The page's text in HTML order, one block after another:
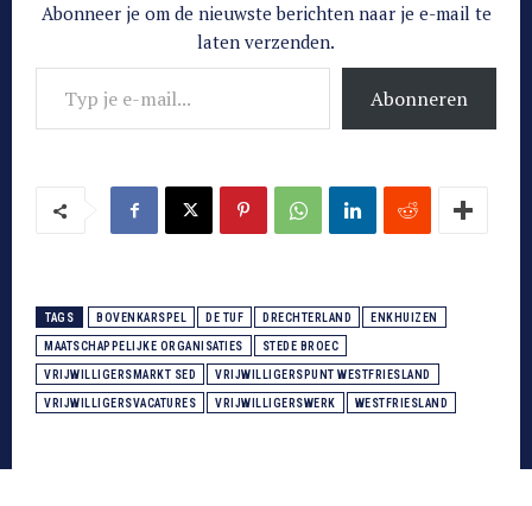
Abonneer je om de nieuwste berichten naar je e-mail te
laten verzenden.
Typ je e-mail...
Abonneren
TAGS BOVENKARSPEL DE TUF DRECHTERLAND ENKHUIZEN
MAATSCHAPPELIJKE ORGANISATIES STEDE BROEC
VRIJWILLIGERSMARKT SED VRIJWILLIGERSPUNT WESTFRIESLAND
VRIJWILLIGERSVACATURES VRIJWILLIGERSWERK WESTFRIESLAND